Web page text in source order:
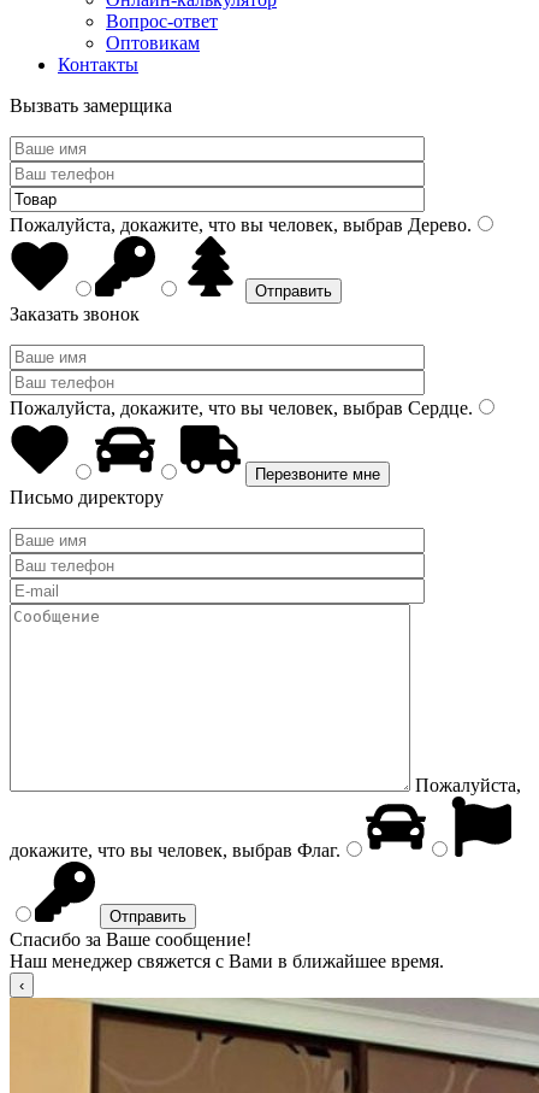
Вопрос-ответ
Оптовикам
Контакты
Вызвать замерщика
Пожалуйста, докажите, что вы человек, выбрав Дерево.
Заказать звонок
Пожалуйста, докажите, что вы человек, выбрав Сердце.
Письмо директору
Пожалуйста,
докажите, что вы человек, выбрав Флаг.
Спасибо за Ваше сообщение!
Наш менеджер свяжется с Вами в ближайшее время.